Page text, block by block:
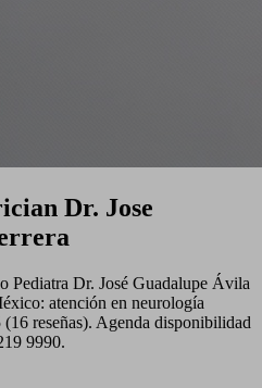
Dr. Jose
Pediatra Dr. José Guadalupe Ávila
atención en neurología
reseñas). Agenda disponibilidad
9990.